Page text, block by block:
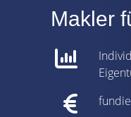
Makler